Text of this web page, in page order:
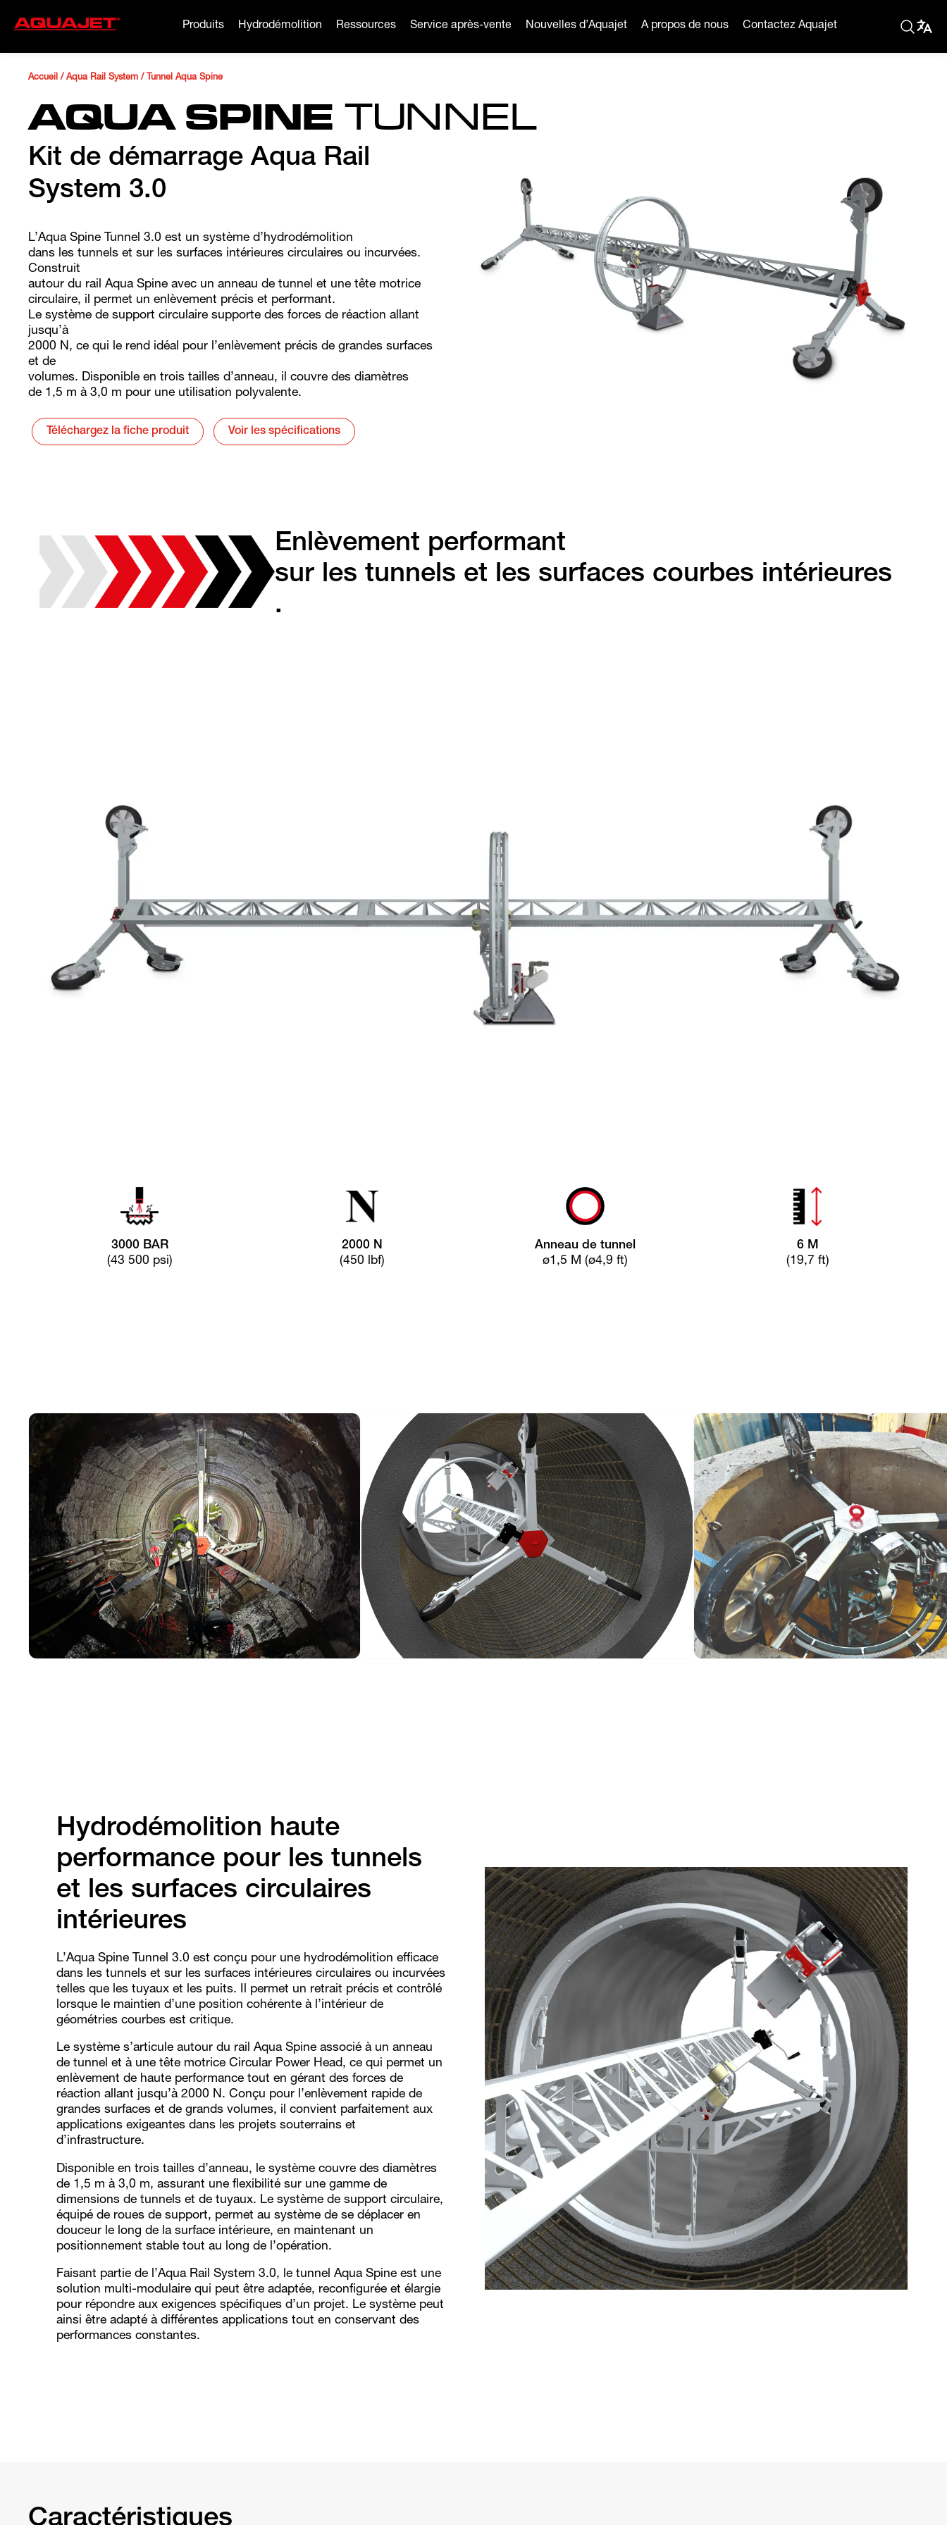
Produits Hydrodémolition Ressources Service après-vente Nouvelles d’Aquajet A propos de nous Contactez Aquajet
Accueil / Aqua Rail System / Tunnel Aqua Spine
AQUA SPINE TUNNEL
Kit de démarrage Aqua Rail
System 3.0
L’Aqua Spine Tunnel 3.0 est un système d’hydrodémolition
dans les tunnels et sur les surfaces intérieures circulaires ou incurvées.
Construit
autour du rail Aqua Spine avec un anneau de tunnel et une tête motrice
circulaire, il permet un enlèvement précis et performant.
Le système de support circulaire supporte des forces de réaction allant
jusqu’à
2000 N, ce qui le rend idéal pour l’enlèvement précis de grandes surfaces
et de
volumes. Disponible en trois tailles d’anneau, il couvre des diamètres
de 1,5 m à 3,0 m pour une utilisation polyvalente.
Téléchargez la fiche produit Voir les spécifications
Enlèvement performant
sur les tunnels et les surfaces courbes intérieures
.
3000 BAR
(43 500 psi)
2000 N
(450 lbf)
Anneau de tunnel
ø1,5 M (ø4,9 ft)
6 M
(19,7 ft)
Hydrodémolition haute
performance pour les tunnels
et les surfaces circulaires
intérieures
L’Aqua Spine Tunnel 3.0 est conçu pour une hydrodémolition efficace
dans les tunnels et sur les surfaces intérieures circulaires ou incurvées
telles que les tuyaux et les puits. Il permet un retrait précis et contrôlé
lorsque le maintien d’une position cohérente à l’intérieur de
géométries courbes est critique.
Le système s’articule autour du rail Aqua Spine associé à un anneau
de tunnel et à une tête motrice Circular Power Head, ce qui permet un
enlèvement de haute performance tout en gérant des forces de
réaction allant jusqu’à 2000 N. Conçu pour l’enlèvement rapide de
grandes surfaces et de grands volumes, il convient parfaitement aux
applications exigeantes dans les projets souterrains et
d’infrastructure.
Disponible en trois tailles d’anneau, le système couvre des diamètres
de 1,5 m à 3,0 m, assurant une flexibilité sur une gamme de
dimensions de tunnels et de tuyaux. Le système de support circulaire,
équipé de roues de support, permet au système de se déplacer en
douceur le long de la surface intérieure, en maintenant un
positionnement stable tout au long de l’opération.
Faisant partie de l’Aqua Rail System 3.0, le tunnel Aqua Spine est une
solution multi-modulaire qui peut être adaptée, reconfigurée et élargie
pour répondre aux exigences spécifiques d’un projet. Le système peut
ainsi être adapté à différentes applications tout en conservant des
performances constantes.